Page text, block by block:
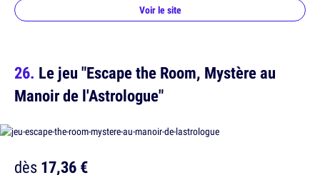
Voir le site
Le jeu "Escape the Room, Mystère au
Manoir de l'Astrologue"
dès17,36 €